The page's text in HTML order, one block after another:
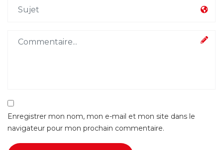
Enregistrer mon nom, mon e-mail et mon site dans le
navigateur pour mon prochain commentaire.